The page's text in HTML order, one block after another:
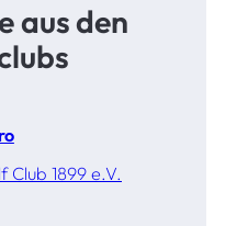
aus den
Club 1899 e.V.